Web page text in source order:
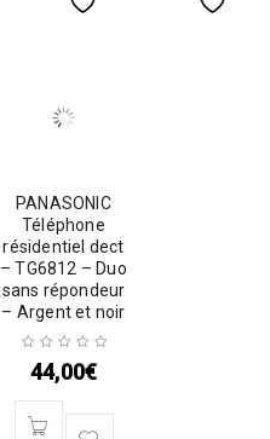
PANASONIC
Téléphone
résidentiel dect
– TG6812 – Duo
sans répondeur
– Argent et noir
44,00€